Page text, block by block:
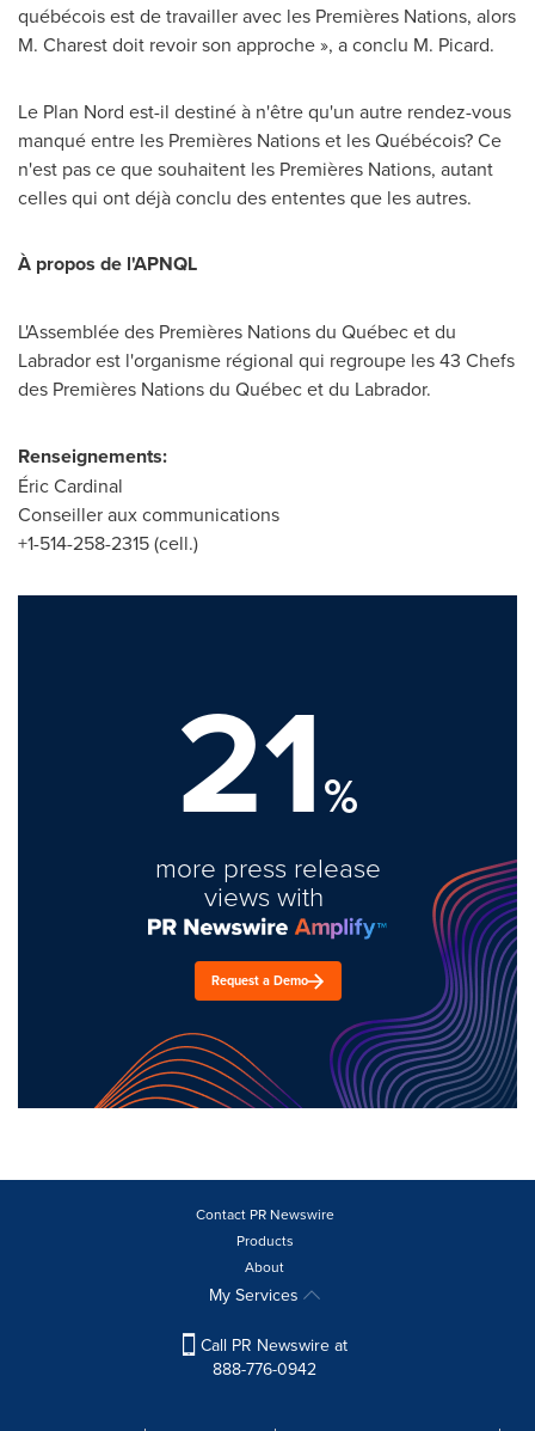
québécois est de travailler avec les Premières Nations, alors
M. Charest doit revoir son approche », a conclu M. Picard.
Le Plan Nord est-il destiné à n'être qu'un autre rendez-vous
manqué entre les Premières Nations et les Québécois? Ce
n'est pas ce que souhaitent les Premières Nations, autant
celles qui ont déjà conclu des ententes que les autres.
À propos de l'APNQL
L'Assemblée des Premières Nations du Québec et du
Labradorest l'organisme régional qui regroupe les 43 Chefs
des Premières Nations du Québec et du Labrador.
Renseignements:
Éric Cardinal
Conseiller aux communications
+1-514-258-2315 (cell.)
21%
more press release
views with
Request a Demo
Contact PR Newswire
Products
About
My Services
Call PR Newswire at
888-776-0942